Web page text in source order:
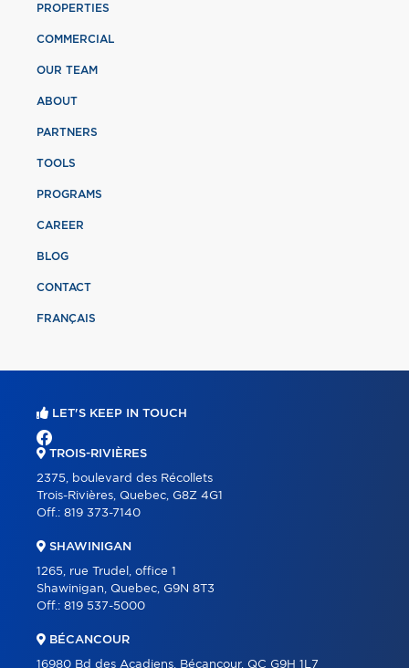
PROPERTIES
COMMERCIAL
OUR TEAM
ABOUT
PARTNERS
TOOLS
PROGRAMS
CAREER
BLOG
CONTACT
FRANÇAIS
LET'S KEEP IN TOUCH
TROIS-RIVIÈRES
2375, boulevard des Récollets
Trois-Rivières, Quebec, G8Z 4G1
Off.: 819 373-7140
SHAWINIGAN
1265, rue Trudel, office 1
Shawinigan, Quebec, G9N 8T3
Off.: 819 537-5000
BÉCANCOUR
16980 Bd des Acadiens, Bécancour, QC G9H 1L7